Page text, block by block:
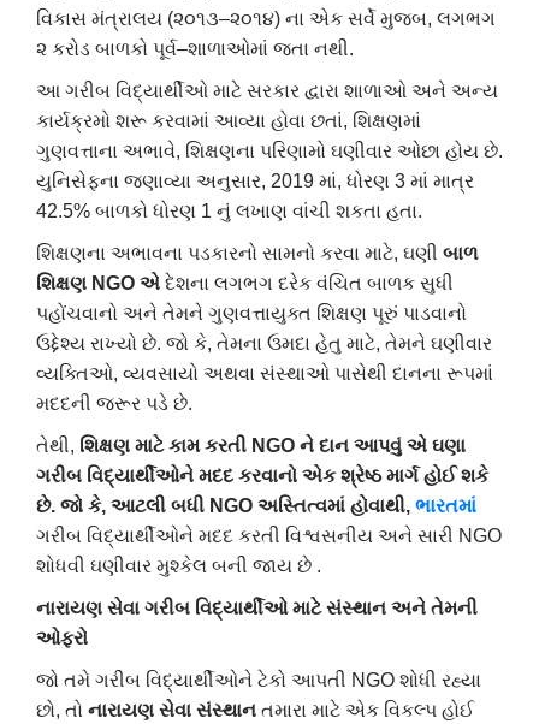
વિકાસ મંત્રાલય (૨૦૧૩–૨૦૧૪) ના એક સર્વે મુજબ, લગભગ
૨ કરોડ બાળકો પૂર્વ–શાળાઓમાં જતા નથી.
આ ગરીબ વિદ્યાર્થીઓ માટે સરકાર દ્વારા શાળાઓ અને અન્ય
કાર્યક્રમો શરૂ કરવામાં આવ્યા હોવા છતાં, શિક્ષણમાં
ગુણવત્તાના અભાવે, શિક્ષણના પરિણામો ઘણીવાર ઓછા હોય છે.
યુનિસેફના જણાવ્યા અનુસાર, 2019 માં, ધોરણ 3 માં માત્ર
42.5% બાળકો ધોરણ 1 નું લખાણ વાંચી શકતા હતા.
શિક્ષણના અભાવના પડકારનો સામનો કરવા માટે, ઘણી બાળ
શિક્ષણ NGO એ દેશના લગભગ દરેક વંચિત બાળક સુધી
પહોંચવાનો અને તેમને ગુણવત્તાયુક્ત શિક્ષણ પૂરું પાડવાનો
ઉદ્દેશ્ય રાખ્યો છે. જો કે, તેમના ઉમદા હેતુ માટે, તેમને ઘણીવાર
વ્યક્તિઓ, વ્યવસાયો અથવા સંસ્થાઓ પાસેથી દાનના રૂપમાં
મદદની જરૂર પડે છે.
તેથી, શિક્ષણ માટે કામ કરતી NGO ને દાન આપવું એ ઘણા
ગરીબ વિદ્યાર્થીઓને મદદ કરવાનો એક શ્રેષ્ઠ માર્ગ હોઈ શકે
છે. જો કે, આટલી બધી NGO અસ્તિત્વમાં હોવાથી, ભારતમાં
ગરીબ વિદ્યાર્થીઓને મદદ કરતી વિશ્વસનીય અને સારી NGO
શોધવી ઘણીવાર મુશ્કેલ બની જાય છે .
નારાયણ સેવા ગરીબ વિદ્યાર્થીઓ માટે સંસ્થાન અને તેમની
ઓફરો
જો તમે ગરીબ વિદ્યાર્થીઓને ટેકો આપતી NGO શોધી રહ્યા
છો, તો નારાયણ સેવા સંસ્થાન તમારા માટે એક વિકલ્પ હોઈ